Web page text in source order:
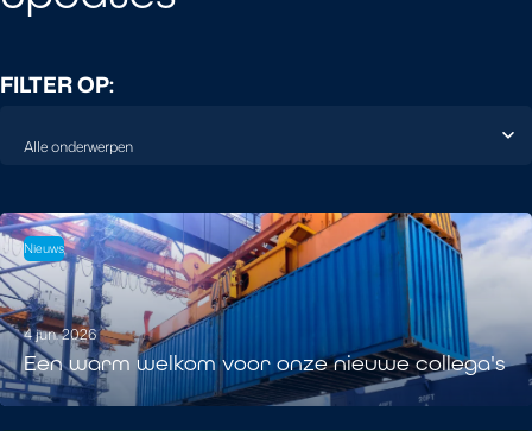
FILTER OP:
Nieuws
4 jun. 2026
Een warm welkom voor onze nieuwe collega's